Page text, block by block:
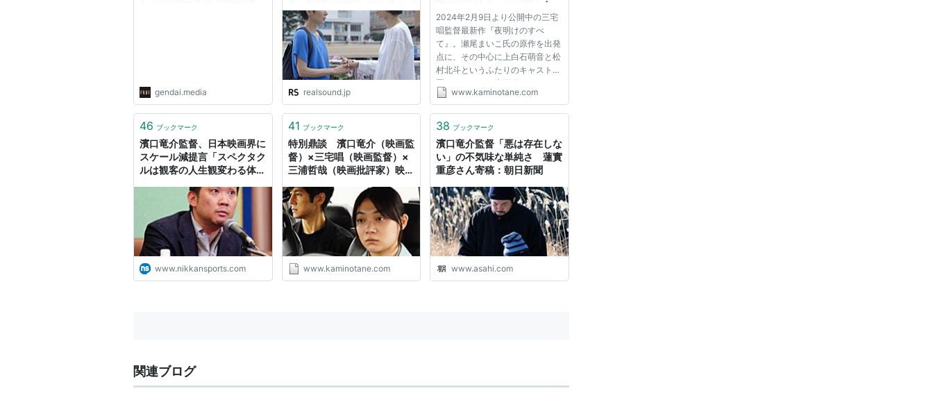
gendai.media realsound.jp
Creator's Words 三宅唱
2024年2月9日より公開中の三宅
唱監督最新作『夜明けのすべ
て』。瀬尾まいこ氏の原作を出発
点に、その中心に上白石萌音と松
村北斗というふたりのキャストを
置き、さらには光石研をはじめと
する数多くのキャストによって形
来事に無限の宇宙を見出すような
い...
www.kaminotane.com
46 ブックマーク
濱口竜介監督、日本映画界に
スケール減提言「スペクタク
ルは観客の人生観変わる体験
www.nikkansports.com
41 ブックマーク
特別鼎談 濱口竜介（映画監
督）×三宅唱（映画監督）×
三浦哲哉（映画批評家）映画
されるのか――『ドライブ・
マイ・カー』をめぐって |
Creator's Words 三宅唱
www.kaminotane.com
38 ブックマーク
濱口竜介監督「悪は存在しな
い」の不気味な単純さ 蓮實
重彦さん寄稿：朝日新聞
www.asahi.com
関連ブログ